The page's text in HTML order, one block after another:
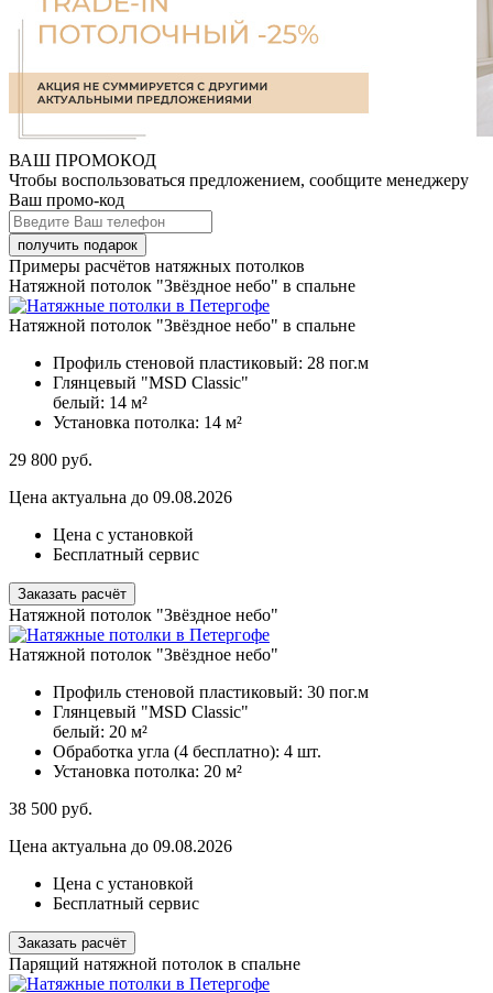
ВАШ ПРОМОКОД
Чтобы воспользоваться предложением, сообщите менеджеру
Ваш промо-код
Примеры расчётов натяжных потолков
Натяжной потолок "Звёздное небо" в спальне
Натяжной потолок "Звёздное небо" в спальне
Профиль стеновой пластиковый: 28 пог.м
Глянцевый "MSD Classic"
белый: 14 м²
Установка потолка: 14 м²
29 800 руб.
Цена актуальна до 09.08.2026
Цена с установкой
Бесплатный сервис
Заказать расчёт
Натяжной потолок "Звёздное небо"
Натяжной потолок "Звёздное небо"
Профиль стеновой пластиковый: 30 пог.м
Глянцевый "MSD Classic"
белый: 20 м²
Обработка угла (4 бесплатно): 4 шт.
Установка потолка: 20 м²
38 500 руб.
Цена актуальна до 09.08.2026
Цена с установкой
Бесплатный сервис
Заказать расчёт
Парящий натяжной потолок в спальне